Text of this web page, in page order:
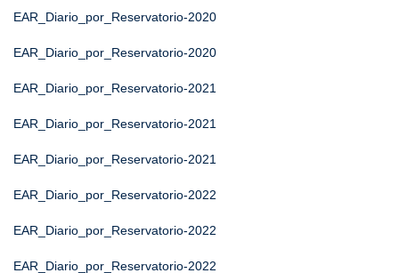
EAR_Diario_por_Reservatorio-2020
EAR_Diario_por_Reservatorio-2020
EAR_Diario_por_Reservatorio-2021
EAR_Diario_por_Reservatorio-2021
EAR_Diario_por_Reservatorio-2021
EAR_Diario_por_Reservatorio-2022
EAR_Diario_por_Reservatorio-2022
EAR_Diario_por_Reservatorio-2022